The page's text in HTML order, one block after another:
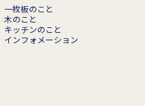
一枚板のこと
木のこと
キッチンのこと
インフォメーション